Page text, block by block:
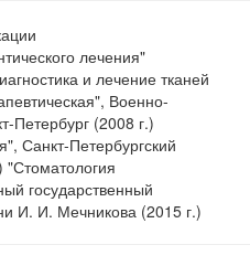
лечения"
и лечение тканей
Военно-
Петербург (2008 г.)
Санкт-Петербургский
"Стоматология
государственный
И. И. Мечникова (2015 г.)